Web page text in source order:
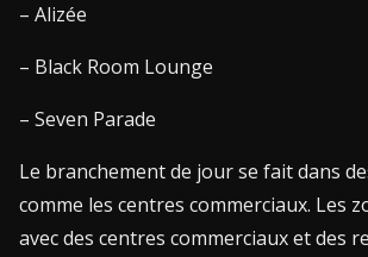
– Alizée
– Black Room Lounge
– Seven Parade
Le branchement de jour se fait dans
comme les centres commerciaux. Les
avec des centres commerciaux et des